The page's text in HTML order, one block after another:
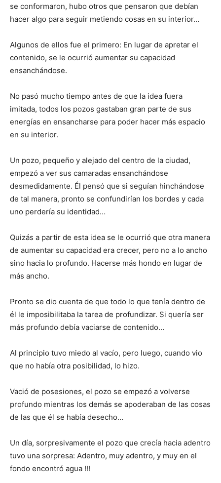
se conformaron, hubo otros que pensaron que debían
hacer algo para seguir metiendo cosas en su interior…
Algunos de ellos fue el primero: En lugar de apretar el
contenido, se le ocurrió aumentar su capacidad
ensanchándose.
No pasó mucho tiempo antes de que la idea fuera
imitada, todos los pozos gastaban gran parte de sus
energías en ensancharse para poder hacer más espacio
en su interior.
Un pozo, pequeño y alejado del centro de la ciudad,
empezó a ver sus camaradas ensanchándose
desmedidamente. Él pensó que si seguían hinchándose
de tal manera, pronto se confundirían los bordes y cada
uno perdería su identidad…
Quizás a partir de esta idea se le ocurrió que otra manera
de aumentar su capacidad era crecer, pero no a lo ancho
sino hacia lo profundo. Hacerse más hondo en lugar de
más ancho.
Pronto se dio cuenta de que todo lo que tenía dentro de
él le imposibilitaba la tarea de profundizar. Si quería ser
más profundo debía vaciarse de contenido…
Al principio tuvo miedo al vacío, pero luego, cuando vio
que no había otra posibilidad, lo hizo.
Vació de posesiones, el pozo se empezó a volverse
profundo mientras los demás se apoderaban de las cosas
de las que él se había desecho…
Un día, sorpresivamente el pozo que crecía hacia adentro
tuvo una sorpresa: Adentro, muy adentro, y muy en el
fondo encontró agua !!!